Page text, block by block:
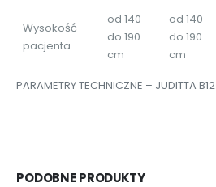
PARAMETRY TECHNICZNE – JUDITTA B12
Wysokość
pacjenta
od 140
do 190
cm
od 140
do 190
cm
PODOBNE PRODUKTY